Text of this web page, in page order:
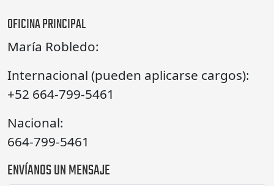
OFICINA PRINCIPAL
María Robledo:
Internacional (pueden aplicarse cargos):
+52 664-799-5461
Nacional:
664-799-5461
ENVÍANOS UN MENSAJE